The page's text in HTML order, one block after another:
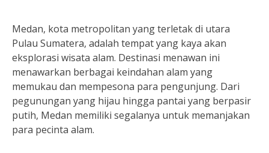
Medan, kota metropolitan yang terletak di utara
Pulau Sumatera, adalah tempat yang kaya akan
eksplorasi wisata alam. Destinasi menawan ini
menawarkan berbagai keindahan alam yang
memukau dan mempesona para pengunjung. Dari
pegunungan yang hijau hingga pantai yang berpasir
putih, Medan memiliki segalanya untuk memanjakan
para pecinta alam.